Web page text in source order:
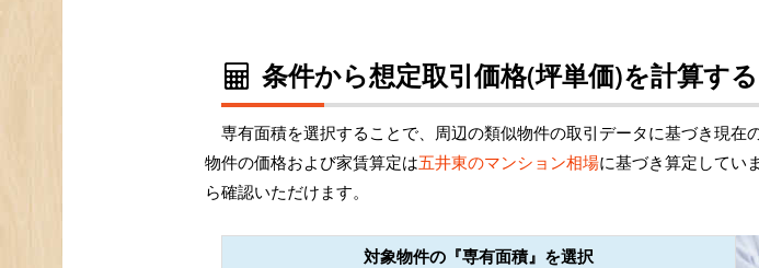
条件から想定取引価格(坪単価)を計算する
専有面積を選択することで、周辺の類似物件の取引データに基づき現
物件の価格および家賃算定は五井東のマンション相場に基づき算定してい
ら確認いただけます。
対象物件の『専有面積』を選択